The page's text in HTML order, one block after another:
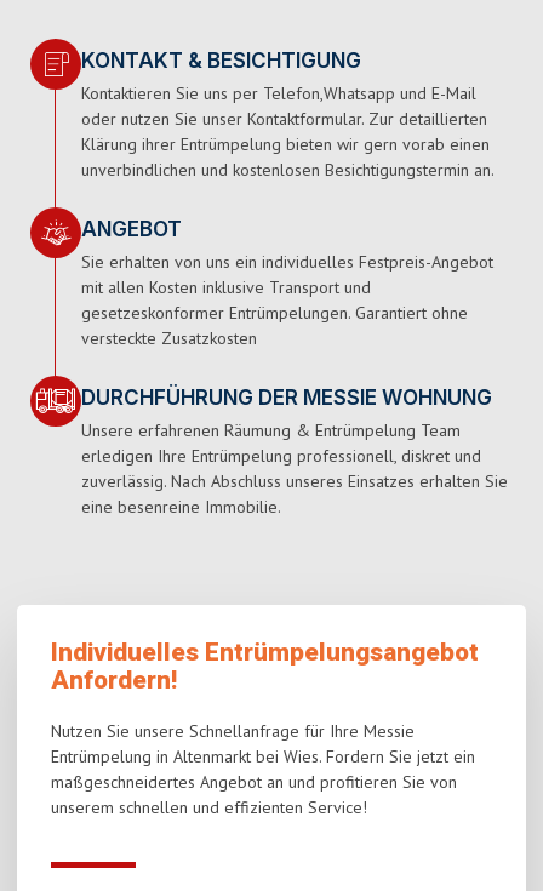
KONTAKT & BESICHTIGUNG
Kontaktieren Sie uns per Telefon,Whatsapp und E-Mail
oder nutzen Sie unser Kontaktformular. Zur detaillierten
Klärung ihrer Entrümpelung bieten wir gern vorab einen
unverbindlichen und kostenlosen Besichtigungstermin an.
ANGEBOT
Sie erhalten von uns ein individuelles Festpreis-Angebot
mit allen Kosten inklusive Transport und
gesetzeskonformer Entrümpelungen. Garantiert ohne
versteckte Zusatzkosten
DURCHFÜHRUNG DER MESSIE WOHNUNG
Unsere erfahrenen Räumung & Entrümpelung Team
erledigen Ihre Entrümpelung professionell, diskret und
zuverlässig. Nach Abschluss unseres Einsatzes erhalten Sie
eine besenreine Immobilie.
Individuelles Entrümpelungsangebot
Anfordern!
Nutzen Sie unsere Schnellanfrage für Ihre Messie
Entrümpelung in Altenmarkt bei Wies. Fordern Sie jetzt ein
maßgeschneidertes Angebot an und profitieren Sie von
unserem schnellen und effizienten Service!